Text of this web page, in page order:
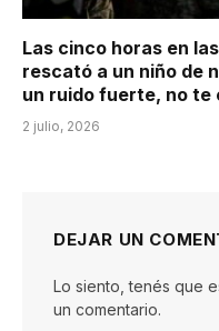
Las cinco horas en
rescató a un niño de
un ruido fuerte, no te
2 julio, 2026
DEJAR UN
Lo siento, tenés que
un comentario.